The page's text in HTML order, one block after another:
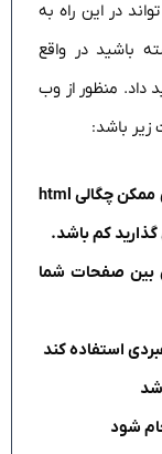
در این راه به
باشید در واقع
داد. منظور از وب
باشد:
قالب مناسبی داشته باشد یعنی تا جای ممکن چگالی html
کم باشد.
بین صفحات شما
استفاده کند
شود